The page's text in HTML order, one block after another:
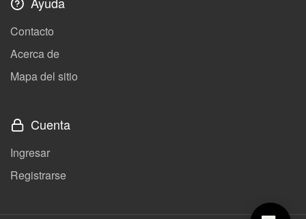
Contacto
Acerca de
Mapa del sitio
Cuenta
Ingresar
Registrarse